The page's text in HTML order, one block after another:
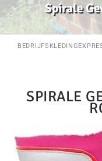
Spirale
SPIRALE